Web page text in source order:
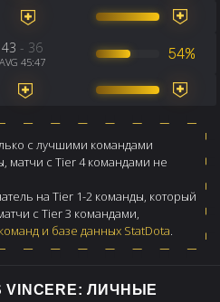
43 - 36
AVG 45:47 54%
с лучшими командами
матчи с Tier 4 командами не
на Tier 1-2 команды, который
с Tier 3 командами,
и базе данных StatDota.
VINCERE: ЛИЧНЫЕ